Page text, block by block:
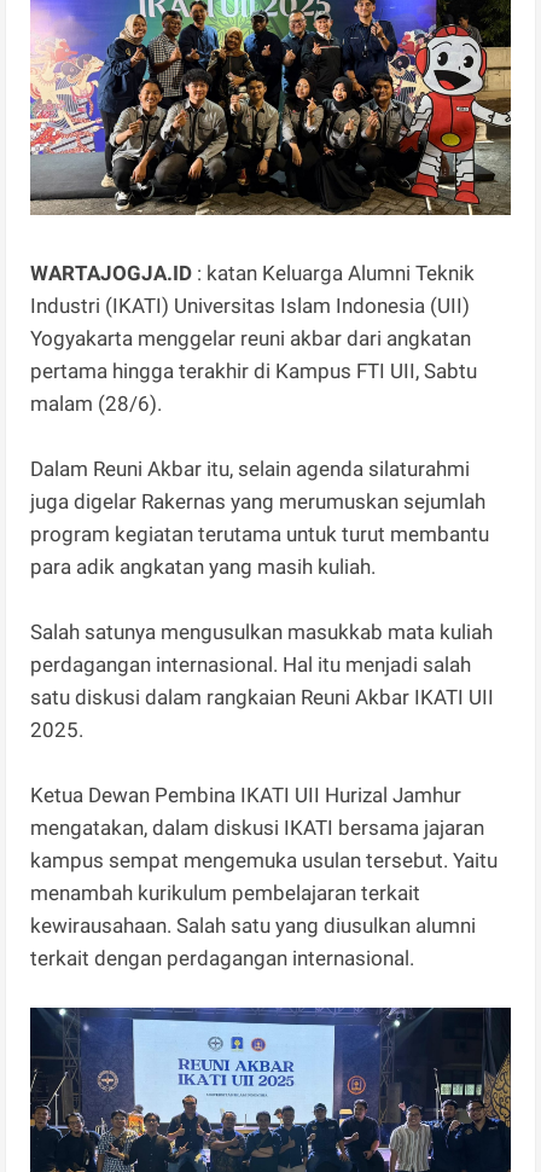
WARTAJOGJA.ID : katan Keluarga Alumni Teknik
Industri (IKATI) Universitas Islam Indonesia (UII)
Yogyakarta menggelar reuni akbar dari angkatan
pertama hingga terakhir di Kampus FTI UII, Sabtu
malam (28/6).
Dalam Reuni Akbar itu, selain agenda silaturahmi
juga digelar Rakernas yang merumuskan sejumlah
program kegiatan terutama untuk turut membantu
para adik angkatan yang masih kuliah.
Salah satunya mengusulkan masukkab mata kuliah
perdagangan internasional. Hal itu menjadi salah
satu diskusi dalam rangkaian Reuni Akbar IKATI UII
2025.
Ketua Dewan Pembina IKATI UII Hurizal Jamhur
mengatakan, dalam diskusi IKATI bersama jajaran
kampus sempat mengemuka usulan tersebut. Yaitu
menambah kurikulum pembelajaran terkait
kewirausahaan. Salah satu yang diusulkan alumni
terkait dengan perdagangan internasional.